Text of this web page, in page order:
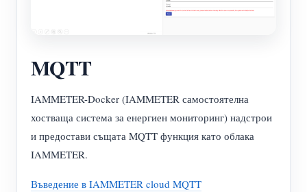
MQTT
IAMMETER-Docker (IAMMETER самостоятелна
хостваща система за енергиен мониторинг) надстрои
и предостави същата MQTT функция като облака
IAMMETER.
Въведение в IAMMETER cloud MQTT